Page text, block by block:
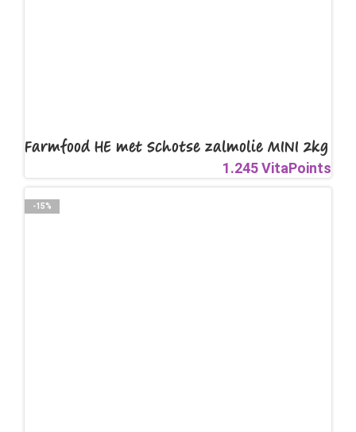
Farmfood HE met Schotse zalmolie MINI 2kg
1.245 VitaPoints
-15%